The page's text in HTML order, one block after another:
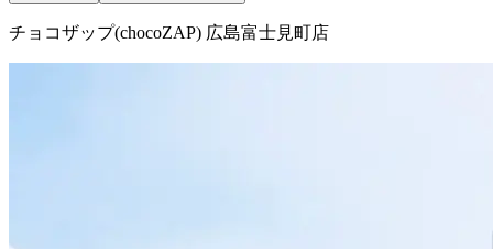
チョコザップ(chocoZAP) 広島富士見町店